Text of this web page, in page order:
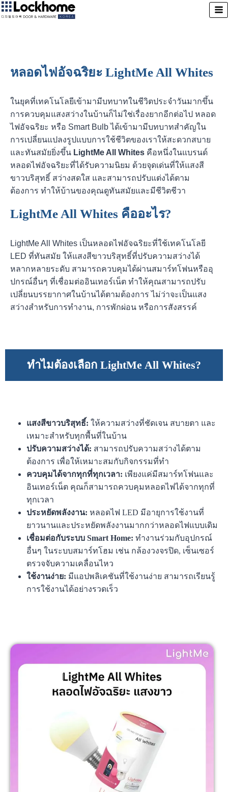
หลอดไฟอัจฉริยะ LightMe All Whites
ในยุคที่เทคโนโลยีเข้ามามีบทบาทในชีวิตประจำวันมากขึ้น
การควบคุมแสงสว่างในบ้านก็ไม่ใช่เรื่องยากอีกต่อไป หลอด
ไฟอัจฉริยะ หรือ Smart Bulb ได้เข้ามามีบทบาทสำคัญใน
การเปลี่ยนแปลงรูปแบบการใช้ชีวิตของเราให้สะดวกสบาย
และทันสมัยยิ่งขึ้น LightMe All Whites คือหนึ่งในแบรนด์
หลอดไฟอัจฉริยะที่ได้รับความนิยม ด้วยจุดเด่นที่ให้แสงสี
ขาวบริสุทธิ์ สว่างสดใส และสามารถปรับแต่งได้ตาม
ต้องการ ทำให้บ้านของคุณดูทันสมัยและมีชีวิตชีวา
LightMe All Whites คืออะไร?
LightMe All Whites เป็นหลอดไฟอัจฉริยะที่ใช้เทคโนโลยี
LED ที่ทันสมัย ให้แสงสีขาวบริสุทธิ์ที่ปรับความสว่างได้
หลากหลายระดับ สามารถควบคุมได้ผ่านสมาร์ทโฟนหรืออุ
ปกรณ์อื่นๆ ที่เชื่อมต่ออินเทอร์เน็ต ทำให้คุณสามารถปรับ
เปลี่ยนบรรยากาศในบ้านได้ตามต้องการ ไม่ว่าจะเป็นแสง
สว่างสำหรับการทำงาน, การพักผ่อน หรือการสังสรรค์
ทำไมต้องเลือก LightMe All Whites?
แสงสีขาวบริสุทธิ์: ให้ความสว่างที่ชัดเจน สบายตา และ
เหมาะสำหรับทุกพื้นที่ในบ้าน
ปรับความสว่างได้: สามารถปรับความสว่างได้ตาม
ต้องการ เพื่อให้เหมาะสมกับกิจกรรมที่ทำ
ควบคุมได้จากทุกที่ทุกเวลา: เพียงแค่มีสมาร์ทโฟนและ
อินเทอร์เน็ต คุณก็สามารถควบคุมหลอดไฟได้จากทุกที่
ทุกเวลา
ประหยัดพลังงาน: หลอดไฟ LED มีอายุการใช้งานที่
ยาวนานและประหยัดพลังงานมากกว่าหลอดไฟแบบเดิม
เชื่อมต่อกับระบบ Smart Home: ทำงานร่วมกับอุปกรณ์
อื่นๆ ในระบบสมาร์ทโฮม เช่น กล้องวงจรปิด, เซ็นเซอร์
ตรวจจับความเคลื่อนไหว
ใช้งานง่าย: มีแอปพลิเคชันที่ใช้งานง่าย สามารถเรียนรู้
การใช้งานได้อย่างรวดเร็ว